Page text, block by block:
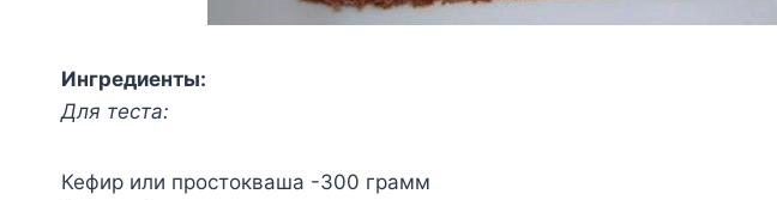
Ингредиенты:
Для теста:
Кефир или простокваша -300 грамм